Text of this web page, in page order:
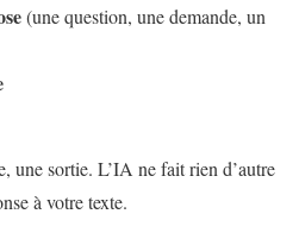
(une question, une demande, un
une sortie. L’IA ne fait rien d’autre
à votre texte.